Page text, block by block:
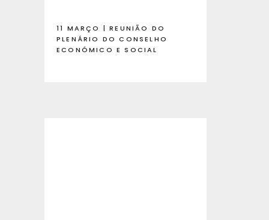
11 MARÇO | REUNIÃO DO
PLENÁRIO DO CONSELHO
ECONÓMICO E SOCIAL